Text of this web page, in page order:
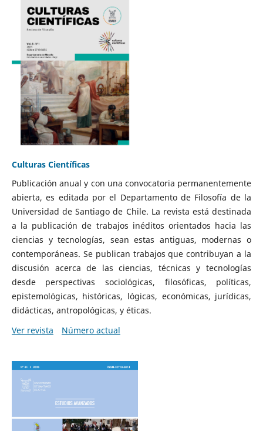
Culturas Científicas
Publicación anual y con una convocatoria permanentemente
abierta, es editada por el Departamento de Filosofía de la
Universidad de Santiago de Chile. La revista está destinada
a la publicación de trabajos inéditos orientados hacia las
ciencias y tecnologías, sean estas antiguas, modernas o
contemporáneas. Se publican trabajos que contribuyan a la
discusión acerca de las ciencias, técnicas y tecnologías
desde perspectivas sociológicas, filosóficas, políticas,
epistemológicas, históricas, lógicas, económicas, jurídicas,
didácticas, antropológicas, y éticas.
Ver revista
Número actual